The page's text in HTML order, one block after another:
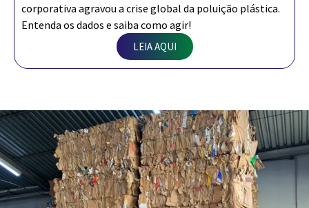
corporativa agravou a crise global da poluição plástica.
Entenda os dados e saiba como agir!
LEIA AQUI